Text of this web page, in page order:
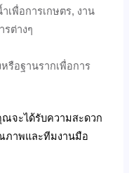
เพื่อการเกษตร, งาน
รต่างๆ
รือฐานรากเพื่อการ
ณจะได้รับความสะดวก
ภาพและทีมงานมือ